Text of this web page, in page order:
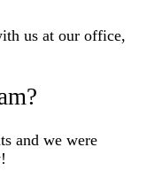
us at our office,
and we were